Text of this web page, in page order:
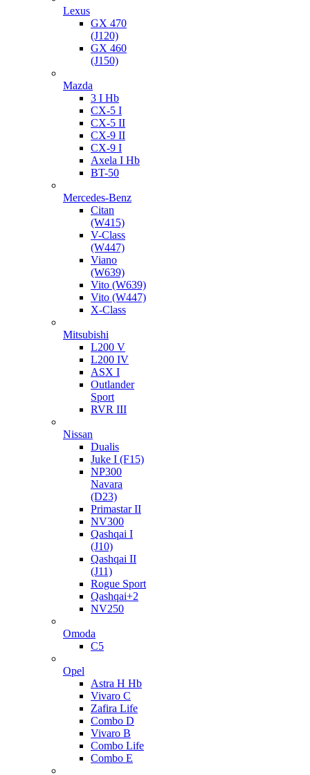
Lexus
GX 470
(J120)
GX 460
(J150)
Mazda
3 I Hb
CX-5 I
CX-5 II
CX-9 II
CX-9 I
Axela I Hb
BT-50
Mercedes-Benz
Citan
(W415)
V-Class
(W447)
Viano
(W639)
Vito (W639)
Vito (W447)
X-Class
Mitsubishi
L200 V
L200 IV
ASX I
Outlander
Sport
RVR III
Nissan
Dualis
Juke I (F15)
NP300
Navara
(D23)
Primastar II
NV300
Qashqai I
(J10)
Qashqai II
(J11)
Rogue Sport
Qashqai+2
NV250
Omoda
C5
Opel
Astra H Hb
Vivaro C
Zafira Life
Combo D
Vivaro B
Combo Life
Combo E